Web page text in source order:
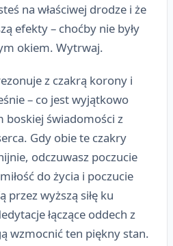
na właściwej drodze i że
efekty – choćby nie były
okiem. Wytrwaj.
z czakrą korony i
– co jest wyjątkowo
boskiej świadomości z
Gdy obie te czakry
odczuwasz poczucie
do życia i poczucie
wyższą siłę ku
łączące oddech z
wzmocnić ten piękny stan.